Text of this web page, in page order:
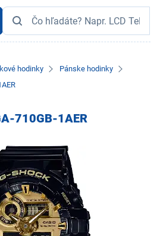
hodinky
Pánske hodinky
710GB-1AER